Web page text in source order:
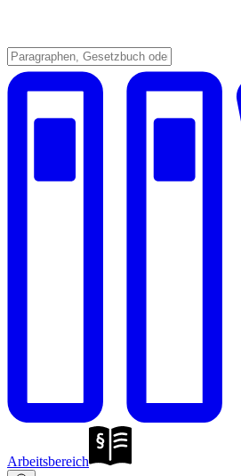
Arbeitsbereich